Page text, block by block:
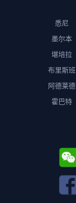
悉尼
墨尔本
堪培拉
布里斯班
阿德莱德
霍巴特